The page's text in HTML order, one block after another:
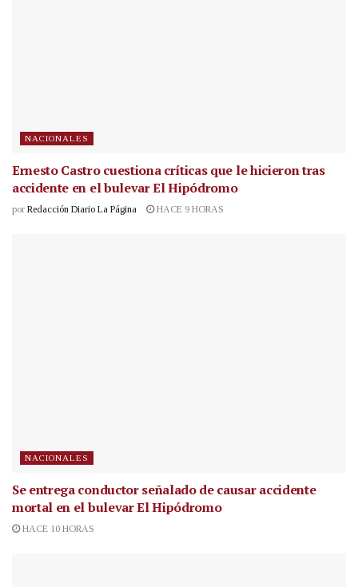
NACIONALES
Ernesto Castro cuestiona críticas que le hicieron tras
accidente en el bulevar El Hipódromo
por Redacción Diario La Página HACE 9 HORAS
NACIONALES
Se entrega conductor señalado de causar accidente
mortal en el bulevar El Hipódromo
HACE 10 HORAS